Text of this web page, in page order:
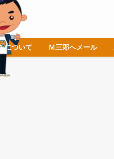
について Ｍ三郎へメール